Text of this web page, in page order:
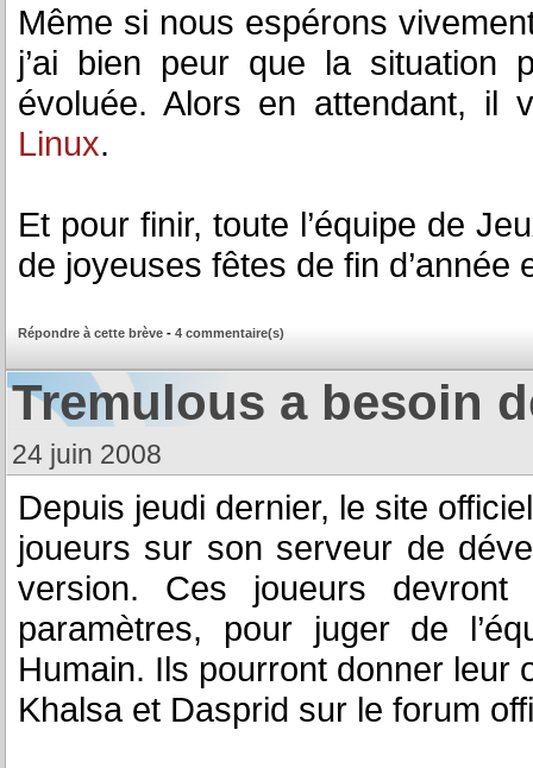
Même si nous espérons
j’ai bien peur que la situation
évoluée. Alors en attendant, il
Linux.
Et pour finir, toute l’équipe de
de joyeuses fêtes de fin
Répondre à cette brève - 4 commentaire(s)
Tremulous a besoin
24 juin 2008
Depuis jeudi dernier, le site
joueurs sur son serveur de
version. Ces joueurs
paramètres, pour juger de
Humain. Ils pourront donner leur
Khalsa et Dasprid sur le forum